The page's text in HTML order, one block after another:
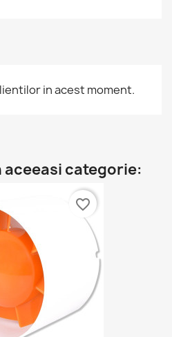
in acest moment.
aceeasi categorie:
favorite_border